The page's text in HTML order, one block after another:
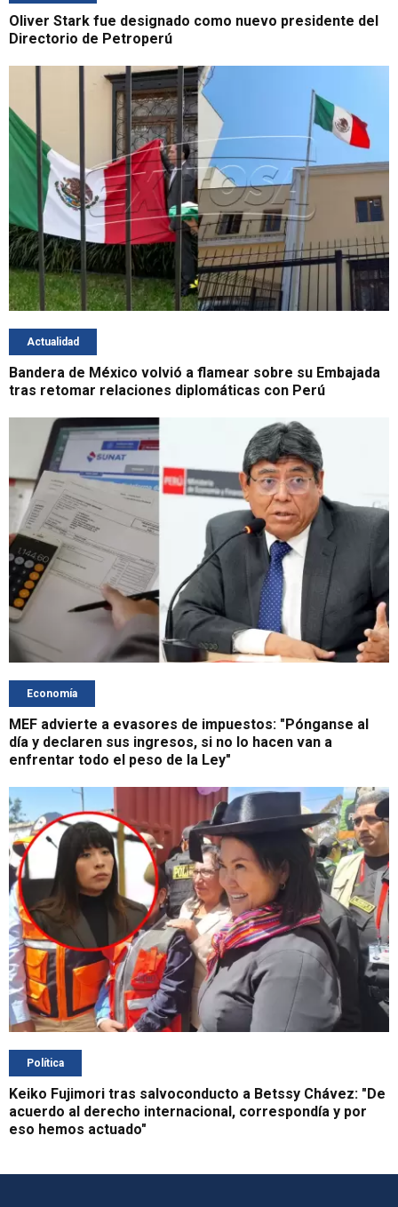
Oliver Stark fue designado como nuevo presidente del
Directorio de Petroperú
Actualidad
Bandera de México volvió a flamear sobre su Embajada
tras retomar relaciones diplomáticas con Perú
Economía
MEF advierte a evasores de impuestos: "Pónganse al
día y declaren sus ingresos, si no lo hacen van a
enfrentar todo el peso de la Ley"
Política
Keiko Fujimori tras salvoconducto a Betssy Chávez: "De
acuerdo al derecho internacional, correspondía y por
eso hemos actuado"